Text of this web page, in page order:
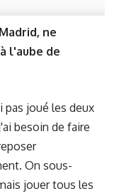
ne
l'aube de
pas joué les deux
besoin de faire
On sous-
jouer tous les